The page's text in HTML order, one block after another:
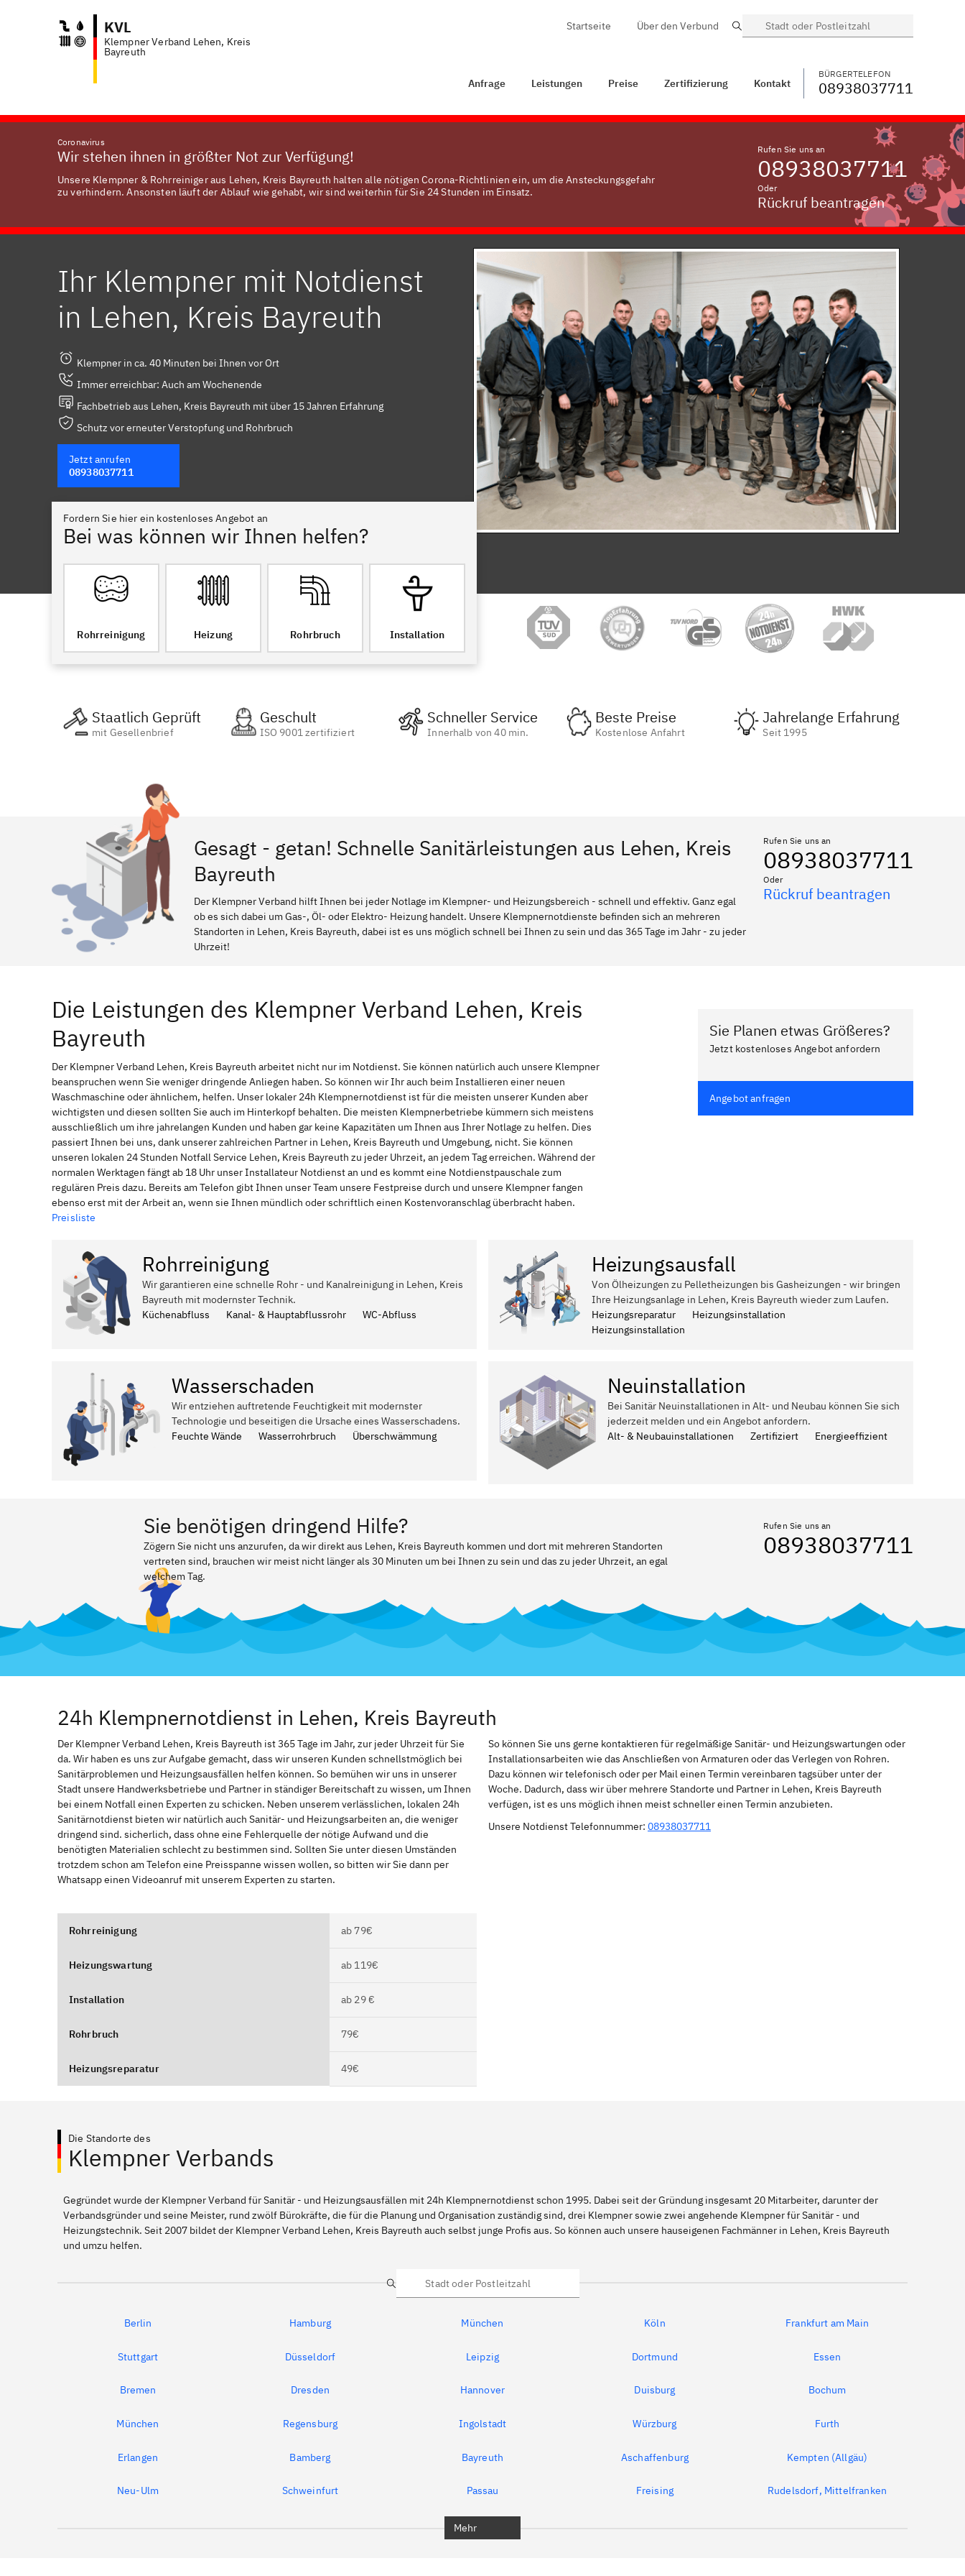
KVL
Klempner Verband Lehen, Kreis
Bayreuth
BÜRGERTELEFON WECHSELN
Startseite Über den Verbund Suche
Anfrage Leistungen Preise Zertifizierung Kontakt
BÜRGERTELEFON
08938037711
Coronavirus
Wir stehen ihnen in größter Not zur Verfügung!
Unsere Klempner & Rohrreiniger aus Lehen, Kreis Bayreuth halten alle nötigen Corona-Richtlinien ein, um die Ansteckungsgefahr
zu verhindern. Ansonsten läuft der Ablauf wie gehabt, wir sind weiterhin für Sie 24 Stunden im Einsatz.
Rufen Sie uns an
08938037711
Oder
Rückruf beantragen
Ihr Klempner mit Notdienst
in Lehen, Kreis Bayreuth
Klempner in ca. 40 Minuten bei Ihnen vor Ort
Immer erreichbar: Auch am Wochenende
Fachbetrieb aus Lehen, Kreis Bayreuth mit über 15 Jahren Erfahrung
Schutz vor erneuter Verstopfung und Rohrbruch
Jetzt anrufen
08938037711
Fordern Sie hier ein kostenloses Angebot an
Bei was können wir Ihnen helfen?
Rohrreinigung Heizung Rohrbruch Installation
Staatlich Geprüft
mit Gesellenbrief
Geschult
ISO 9001 zertifiziert
Schneller Service
Innerhalb von 40 min.
Beste Preise
Kostenlose Anfahrt
Jahrelange Erfahrung
Seit 1995
Gesagt - getan! Schnelle Sanitärleistungen aus Lehen, Kreis
Bayreuth
Der Klempner Verband hilft Ihnen bei jeder Notlage im Klempner- und Heizungsbereich - schnell und effektiv. Ganz egal
ob es sich dabei um Gas-, Öl- oder Elektro- Heizung handelt. Unsere Klempnernotdienste befinden sich an mehreren
Standorten in Lehen, Kreis Bayreuth, dabei ist es uns möglich schnell bei Ihnen zu sein und das 365 Tage im Jahr - zu jeder
Uhrzeit!
Rufen Sie uns an
08938037711
Oder
Rückruf beantragen
Die Leistungen des Klempner Verband Lehen, Kreis
Bayreuth
Der Klempner Verband Lehen, Kreis Bayreuth arbeitet nicht nur im Notdienst. Sie können natürlich auch unsere Klempner
beanspruchen wenn Sie weniger dringende Anliegen haben. So können wir Ihr auch beim Installieren einer neuen
Waschmaschine oder ähnlichem, helfen. Unser lokaler 24h Klempnernotdienst ist für die meisten unserer Kunden aber
wichtigsten und diesen sollten Sie auch im Hinterkopf behalten. Die meisten Klempnerbetriebe kümmern sich meistens
ausschließlich um ihre jahrelangen Kunden und haben gar keine Kapazitäten um Ihnen aus Ihrer Notlage zu helfen. Dies
passiert Ihnen bei uns, dank unserer zahlreichen Partner in Lehen, Kreis Bayreuth und Umgebung, nicht. Sie können
unseren lokalen 24 Stunden Notfall Service Lehen, Kreis Bayreuth zu jeder Uhrzeit, an jedem Tag erreichen. Während der
normalen Werktagen fängt ab 18 Uhr unser Installateur Notdienst an und es kommt eine Notdienstpauschale zum
regulären Preis dazu. Bereits am Telefon gibt Ihnen unser Team unsere Festpreise durch und unsere Klempner fangen
ebenso erst mit der Arbeit an, wenn sie Ihnen mündlich oder schriftlich einen Kostenvoranschlag überbracht haben.
Preisliste
Sie Planen etwas Größeres?
Jetzt kostenloses Angebot anfordern
Angebot anfragen
Rohrreinigung
Wir garantieren eine schnelle Rohr - und Kanalreinigung in Lehen, Kreis
Bayreuth mit modernster Technik.
Küchenabfluss
Kanal- & Hauptabflussrohr WC-Abfluss
Heizungsausfall
Von Ölheizungen zu Pelletheizungen bis Gasheizungen - wir bringen
Ihre Heizungsanlage in Lehen, Kreis Bayreuth wieder zum Laufen.
Heizungsreparatur
Heizungsinstallation
Heizungsinstallation
Wasserschaden
Wir entziehen auftretende Feuchtigkeit mit modernster
Technologie und beseitigen die Ursache eines Wasserschadens.
Feuchte Wände
Wasserrohrbruch Überschwämmung
Neuinstallation
Bei Sanitär Neuinstallationen in Alt- und Neubau können Sie sich
jederzeit melden und ein Angebot anfordern.
Alt- & Neubauinstallationen
Zertifiziert Energieeffizient
Sie benötigen dringend Hilfe?
Zögern Sie nicht uns anzurufen, da wir direkt aus Lehen, Kreis Bayreuth kommen und dort mit mehreren Standorten
vertreten sind, brauchen wir meist nicht länger als 30 Minuten um bei Ihnen zu sein und das zu jeder Uhrzeit, an egal
welchem Tag.
Rufen Sie uns an
08938037711
24h Klempnernotdienst in Lehen, Kreis Bayreuth
Der Klempner Verband Lehen, Kreis Bayreuth ist 365 Tage im Jahr, zur jeder Uhrzeit für Sie
da. Wir haben es uns zur Aufgabe gemacht, dass wir unseren Kunden schnellstmöglich bei
Sanitärproblemen und Heizungsausfällen helfen können. So bemühen wir uns in unserer
Stadt unsere Handwerksbetriebe und Partner in ständiger Bereitschaft zu wissen, um Ihnen
bei einem Notfall einen Experten zu schicken. Neben unserem verlässlichen, lokalen 24h
Sanitärnotdienst bieten wir natürlich auch Sanitär- und Heizungsarbeiten an, die weniger
dringend sind. sicherlich, dass ohne eine Fehlerquelle der nötige Aufwand und die
benötigten Materialien schlecht zu bestimmen sind. Sollten Sie unter diesen Umständen
trotzdem schon am Telefon eine Preisspanne wissen wollen, so bitten wir Sie dann per
Whatsapp einen Videoanruf mit unserem Experten zu starten.
So können Sie uns gerne kontaktieren für regelmäßige Sanitär- und Heizungswartungen oder
Installationsarbeiten wie das Anschließen von Armaturen oder das Verlegen von Rohren.
Dazu können wir telefonisch oder per Mail einen Termin vereinbaren tagsüber unter der
Woche. Dadurch, dass wir über mehrere Standorte und Partner in Lehen, Kreis Bayreuth
verfügen, ist es uns möglich ihnen meist schneller einen Termin anzubieten.
Unsere Notdienst Telefonnummer: 08938037711
Rohrreinigung ab 79€
Heizungswartung ab 119€
Installation ab 29 €
Rohrbruch 79€
Heizungsreparatur 49€
Die Standorte des
Klempner Verbands
Gegründet wurde der Klempner Verband für Sanitär - und Heizungsausfällen mit 24h Klempnernotdienst schon 1995. Dabei seit der Gründung insgesamt 20 Mitarbeiter, darunter der
Verbandsgründer und seine Meister, rund zwölf Bürokräfte, die für die Planung und Organisation zuständig sind, drei Klempner sowie zwei angehende Klempner für Sanitär - und
Heizungstechnik. Seit 2007 bildet der Klempner Verband Lehen, Kreis Bayreuth auch selbst junge Profis aus. So können auch unsere hauseigenen Fachmänner in Lehen, Kreis Bayreuth
und umzu helfen.
Suche
Berlin Hamburg München Köln Frankfurt am Main
Stuttgart Düsseldorf Leipzig Dortmund Essen
Bremen Dresden Hannover Duisburg Bochum
München Regensburg Ingolstadt Würzburg Furth
Erlangen Bamberg Bayreuth Aschaffenburg Kempten (Allgäu)
Neu-Ulm Schweinfurt Passau Freising Rudelsdorf, Mittelfranken
Mehr